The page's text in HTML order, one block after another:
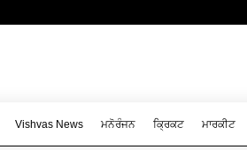
Vishvas News ਮਨੋਰੰਜਨ ਕ੍ਰਿਕਟ ਮਾਰਕੀਟ